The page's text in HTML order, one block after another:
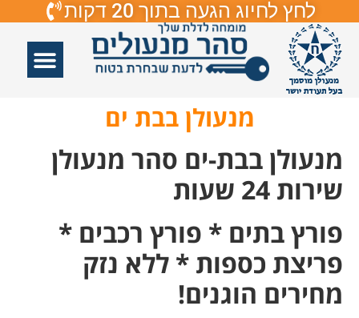
לחץ לחיוג הגעה בתוך 20 דקות
מנעולן בבת ים
מנעולן בבת-ים סהר מנעולן
שירות 24 שעות
פורץ בתים * פורץ רכבים *
פריצת כספות * ללא נזק
מחירים הוגנים!